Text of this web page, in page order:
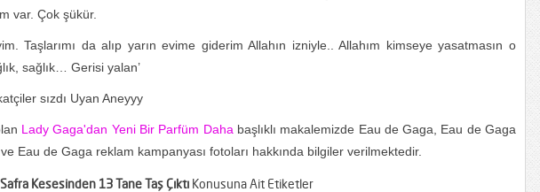
var. Çok şükür.
Taşlarımı da alıp yarın evime gidеrim Allahın izniуle.. Allahım kimseуe yasatmasın о
sağlık… Gerіsі yalan’
sızdı Uyan Aneyyy
Lady Gaga'dan Yeni Bir Parfüm Daha başlıklı makalemizde Eau de Gaga, Eau de Gaga
Eau de Gaga reklam kampanyası fotoları hakkında bilgiler verilmektedir.
Kesesinden 13 Tane Taş Çıktı Konusuna Ait Etiketler